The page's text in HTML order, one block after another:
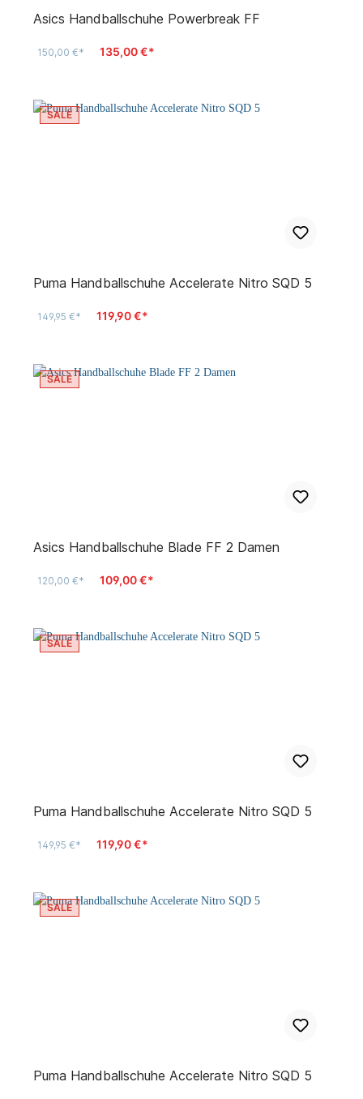
Asics Handballschuhe Powerbreak FF
150,00 €* 135,00 €*
SALE
Puma Handballschuhe Accelerate Nitro SQD 5
149,95 €* 119,90 €*
SALE
Asics Handballschuhe Blade FF 2 Damen
120,00 €* 109,00 €*
SALE
Puma Handballschuhe Accelerate Nitro SQD 5
149,95 €* 119,90 €*
SALE
Puma Handballschuhe Accelerate Nitro SQD 5